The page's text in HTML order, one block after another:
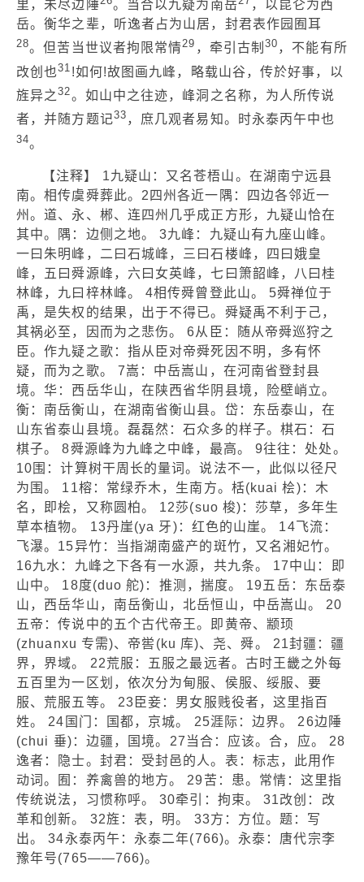
里，未尽边陲
。当合以九疑为南岳
，以昆仑为西
岳。衡华之辈，听逸者占为山居，封君表作园囿耳
28。但苦当世议者拘限常情29 ，牵引古制30 ，不能有所
改创也31 !如何!故图画九峰，略载山谷，传於好事，以
旌异之32。如山中之往迹，峰洞之名称，为人所传说
者，并随方题记33 ，庶几观者易知。时永泰丙午中也
34。
【注释】 1九疑山：又名苍梧山。在湖南宁远县
南。相传虞舜葬此。2四州各近一隅：四边各邻近一
州。道、永、郴、连四州几乎成正方形，九疑山恰在
其中。隅：边侧之地。 3九峰：九疑山有九座山峰。
一曰朱明峰，二曰石城峰，三曰石楼峰，四曰娥皇
峰，五曰舜源峰，六曰女英峰，七曰箫韶峰，八曰桂
林峰，九曰梓林峰。 4相传舜曾登此山。 5舜禅位于
禹，是失权的结果，出于不得已。舜疑禹不利于己，
其祸必至，因而为之悲伤。 6从臣：随从帝舜巡狩之
臣。作九疑之歌：指从臣对帝舜死因不明，多有怀
疑，而为之歌。 7嵩：中岳嵩山，在河南省登封县
境。华：西岳华山，在陕西省华阴县境，险壁峭立。
衡：南岳衡山，在湖南省衡山县。岱：东岳泰山，在
山东省泰山县境。磊磊然：石众多的样子。棋石：石
棋子。 8舜源峰为九峰之中峰，最高。 9往往：处处。
10围：计算树干周长的量词。说法不一，此似以径尺
为围。 11榕：常绿乔木，生南方。栝(kuai 桧)：木
名，即桧，又称圆柏。 12莎(suo 梭)：莎草，多年生
草本植物。 13丹崖(ya 牙)：红色的山崖。 14飞流：
飞瀑。15异竹：当指湖南盛产的斑竹，又名湘妃竹。
16九水：九峰之下各有一水源，共九条。 17中山：即
山中。 18度(duo 舵)：推测，揣度。 19五岳：东岳泰
山，西岳华山，南岳衡山，北岳恒山，中岳嵩山。 20
五帝：传说中的五个古代帝王。即黄帝、颛顼
(zhuanxu 专需)、帝喾(ku 库)、尧、舜。 21封疆：疆
界，界域。 22荒服：五服之最远者。古时王畿之外每
五百里为一区划，依次分为甸服、侯服、绥服、要
服、荒服五等。 23臣妾：男女服贱役者，这里指百
姓。 24国门：国都，京城。 25涯际：边界。 26边陲
(chui 垂)：边疆，国境。27当合：应该。合，应。 28
逸者：隐士。封君：受封邑的人。表：标志，此用作
动词。囿：养禽兽的地方。 29苦：患。常情：这里指
传统说法，习惯称呼。 30牵引：拘束。 31改创：改
革和创新。 32旌：表，明。 33方：方位。题：写
出。 34永泰丙午：永泰二年(766)。永泰：唐代宗李
豫年号(765——766)。